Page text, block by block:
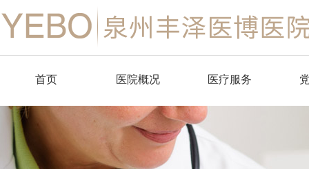
首页 医院概况
品牌简介
医博环境
医疗服务
消化内科